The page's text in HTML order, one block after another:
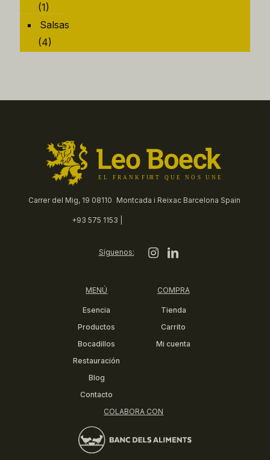
(1)
Salsas
(4)
Carrer del Mig, 19 08110 Montcada i Reixac Barcelona Spain
+93 575 1153 |
Síguenos:
MENÚ COMPRA
Esencia
Productos
Bocadillos
Restauración
Blog
Contacto
Tienda
Carrito
Mi cuenta
COLABORA CON